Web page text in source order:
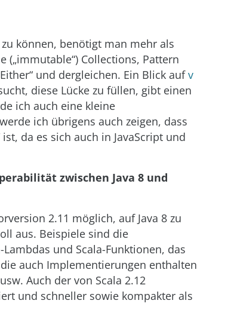
können, benötigt man mehr als
(„immutable“) Collections, Pattern
und dergleichen. Ein Blick aufv
diese Lücke zu füllen, gibt einen
ich auch eine kleine
ich übrigens auch zeigen, dass
da es sich auch in JavaScript und
zwischen Java 8 und
2.11 möglich, auf Java 8 zu
aus. Beispiele sind die
und Scala-Funktionen, das
auch Implementierungen enthalten
Auch der von Scala 2.12
und schneller sowie kompakter als